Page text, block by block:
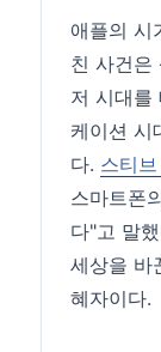
애플의 시
친 사건은
저 시대를
케이션 시
다. 스티
스마트폰
다"고 말
세상을 바
혜자이다.